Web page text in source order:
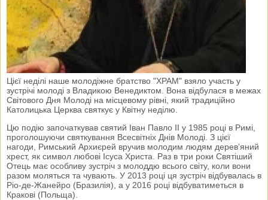
Цієї неділі наше молодіжне братство "ХРАМ" взяло участь у
зустрічі молоді з Владикою Венедиктом. Вона відбулася в межах
Світового Дня Молоді на місцевому рівні, який традиційно
Католицька Церква святкує у Квітну неділю.
Цю подію започаткував святий Іван Павло ІІ у 1985 році в Римі,
проголошуючи святкування Всесвітніх Днів Молоді. З цієї
нагоди, Римський Архиєрей вручив молодим людям дерев’яний
хрест, як символ любові Ісуса Христа. Раз в три роки Святіший
Отець має особливу зустріч з молоддю всього світу, коли вони
разом моляться та чувають. У 2013 році ця зустріч відбувалась в
Ріо-де-Жанейро (Бразилія), а у 2016 році відбуватиметься в
Кракові (Польща).